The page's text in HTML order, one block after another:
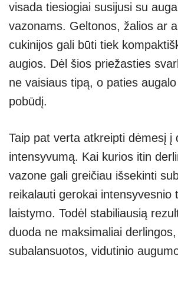
visada tiesiogiai susijusi su
vazonams. Geltonos, žalios ar
cukinijos gali būti tiek
augios. Dėl šios priežasties
ne vaisiaus tipą, o paties
pobūdį.
Taip pat verta atkreipti dėmesį į
intensyvumą. Kai kurios itin
vazone gali greičiau išsekinti
reikalauti gerokai intensyvesnio
laistymo. Todėl stabiliausią
duoda ne maksimaliai
subalansuotos, vidutinio